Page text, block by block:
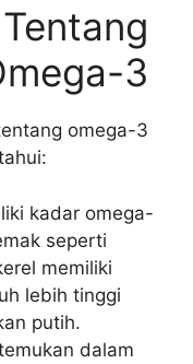
3
omega-3
kadar omega-
seperti
memiliki
lebih tinggi
putih.
dalam